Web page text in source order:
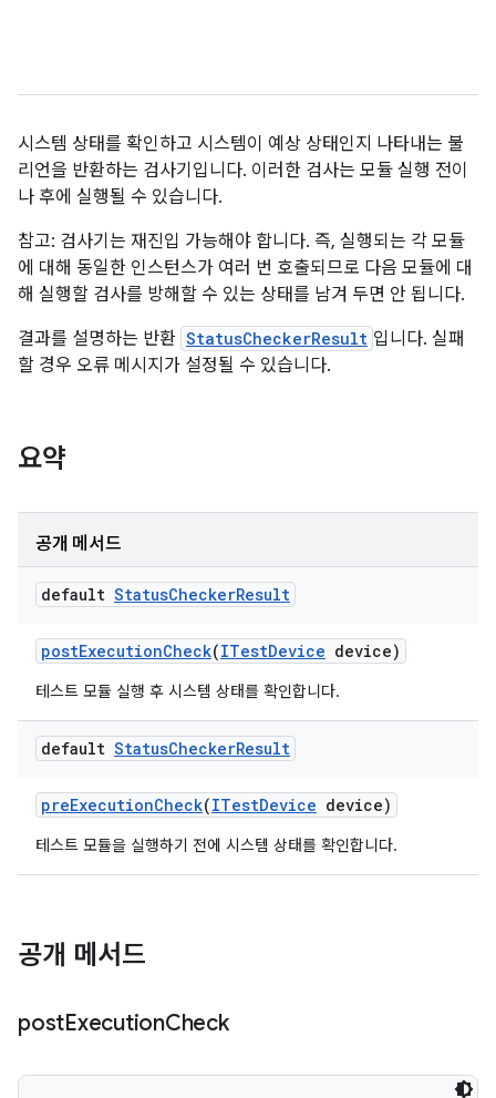
시스템 상태를 확인하고 시스템이 예상 상태인지 나타내는 불
리언을 반환하는 검사기입니다. 이러한 검사는 모듈 실행 전이
나 후에 실행될 수 있습니다.
참고: 검사기는 재진입 가능해야 합니다. 즉, 실행되는 각 모듈
에 대해 동일한 인스턴스가 여러 번 호출되므로 다음 모듈에 대
해 실행할 검사를 방해할 수 있는 상태를 남겨 두면 안 됩니다.
결과를 설명하는 반환 StatusCheckerResult 입니다. 실패
할 경우 오류 메시지가 설정될 수 있습니다.
요약
공개 메서드
default StatusCheckerResult
postExecutionCheck(ITestDevice device)
테스트 모듈 실행 후 시스템 상태를 확인합니다.
default StatusCheckerResult
preExecutionCheck(ITestDevice device)
테스트 모듈을 실행하기 전에 시스템 상태를 확인합니다.
공개 메서드
postExecutionCheck